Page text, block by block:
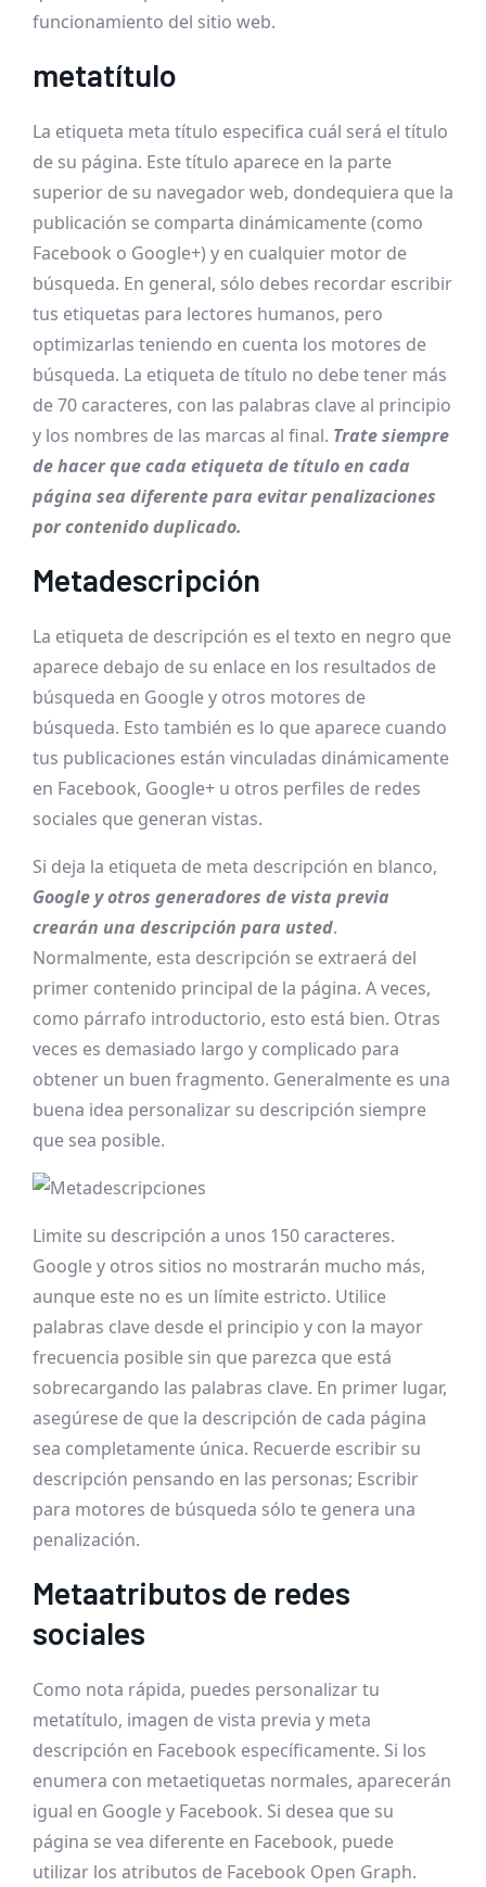
funcionamiento del sitio web.
metatítulo
La etiqueta meta título especifica cuál será el título
de su página. Este título aparece en la parte
superior de su navegador web, dondequiera que la
publicación se comparta dinámicamente (como
Facebook o Google+) y en cualquier motor de
búsqueda. En general, sólo debes recordar escribir
tus etiquetas para lectores humanos, pero
optimizarlas teniendo en cuenta los motores de
búsqueda. La etiqueta de título no debe tener más
de 70 caracteres, con las palabras clave al principio
y los nombres de las marcas al final. Trate siempre
de hacer que cada etiqueta de título en cada
página sea diferente para evitar penalizaciones
por contenido duplicado.
Metadescripción
La etiqueta de descripción es el texto en negro que
aparece debajo de su enlace en los resultados de
búsqueda en Google y otros motores de
búsqueda. Esto también es lo que aparece cuando
tus publicaciones están vinculadas dinámicamente
en Facebook, Google+ u otros perfiles de redes
sociales que generan vistas.
Si deja la etiqueta de meta descripción en blanco,
Google y otros generadores de vista previa
crearán una descripción para usted.
Normalmente, esta descripción se extraerá del
primer contenido principal de la página. A veces,
como párrafo introductorio, esto está bien. Otras
veces es demasiado largo y complicado para
obtener un buen fragmento. Generalmente es una
buena idea personalizar su descripción siempre
que sea posible.
Limite su descripción a unos 150 caracteres.
Google y otros sitios no mostrarán mucho más,
aunque este no es un límite estricto. Utilice
palabras clave desde el principio y con la mayor
frecuencia posible sin que parezca que está
sobrecargando las palabras clave. En primer lugar,
asegúrese de que la descripción de cada página
sea completamente única. Recuerde escribir su
descripción pensando en las personas; Escribir
para motores de búsqueda sólo te genera una
penalización.
Metaatributos de redes
sociales
Como nota rápida, puedes personalizar tu
metatítulo, imagen de vista previa y meta
descripción en Facebook específicamente. Si los
enumera con metaetiquetas normales, aparecerán
igual en Google y Facebook. Si desea que su
página se vea diferente en Facebook, puede
utilizar los atributos de Facebook Open Graph.